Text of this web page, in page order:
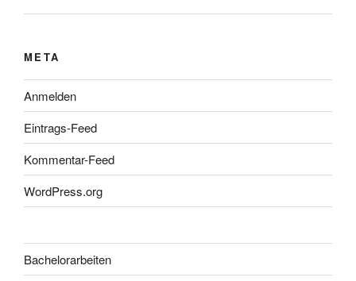
META
Anmelden
Eintrags-Feed
Kommentar-Feed
WordPress.org
Bachelorarbeiten